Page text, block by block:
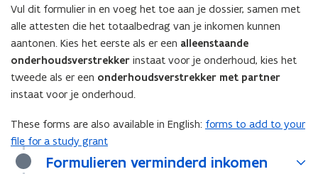
Vul dit formulier in en voeg het toe aan je dossier, samen met
alle attesten die het totaalbedrag van je inkomen kunnen
aantonen. Kies het eerste als er een alleenstaande
onderhoudsverstrekker instaat voor je onderhoud, kies het
tweede als er een onderhoudsverstrekker met partner
instaat voor je onderhoud.
These forms are also available in English: forms to add to your
file for a study grant
Formulieren verminderd inkomen